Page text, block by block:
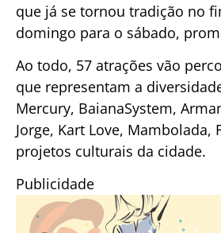
que já se tornou tradição no
domingo para o sábado,
Ao todo, 57 atrações vão
que representam a
Mercury, BaianaSystem,
Jorge, Kart Love,
projetos culturais da cidade.
Publicidade